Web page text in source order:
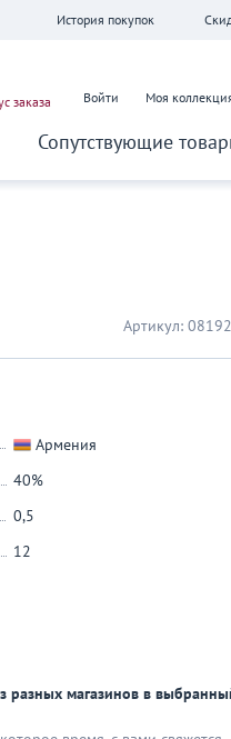
История покупок
заказа Войти Моя
Сопутствующие
Артикул:
Армения
40%
0,5
12
разных магазинов в